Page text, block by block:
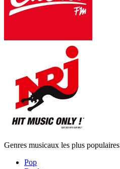
Genres musicaux les plus populaires
Pop